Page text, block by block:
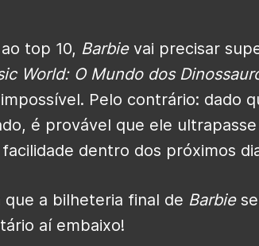
top 10, Barbievai precisar
World: O Mundo dos
Pelo contrário: dado
é provável que ele ultrapasse
dentro dos próximos
que a bilheteria final de Barbie
aí embaixo!